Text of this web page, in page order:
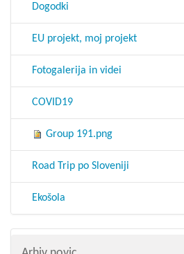
Dogodki
EU projekt, moj projekt
Fotogalerija in videi
COVID19
Group 191.png
Road Trip po Sloveniji
Ekošola